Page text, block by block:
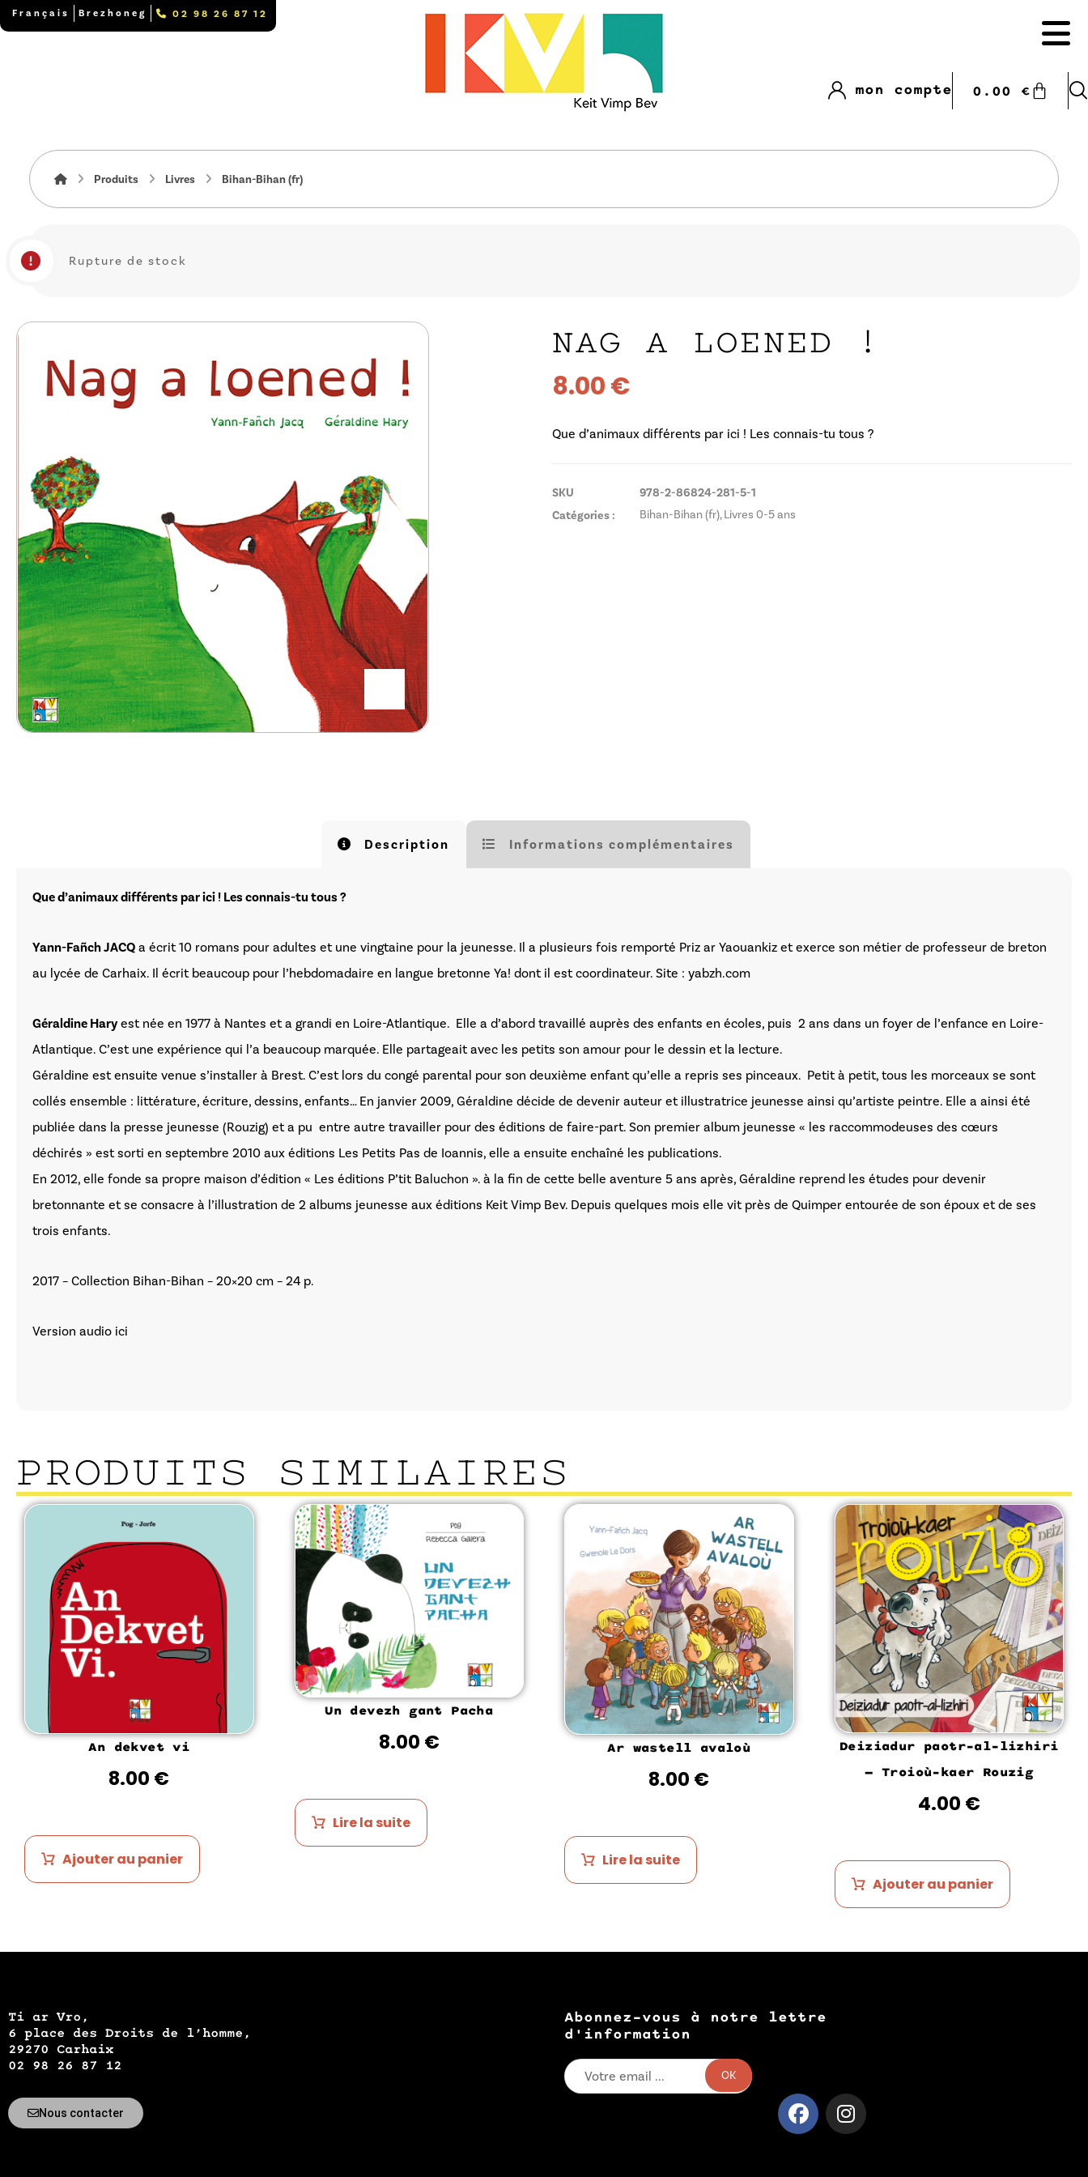
Français Brezhoneg 02 98 26 87 12
0.00 €
mon compte
Produits Livres Bihan-Bihan (fr)
Rupture de stock
NAG A LOENED !
8.00€
Que d’animaux différents par ici ! Les connais-tu tous ?
SKU
978-2-86824-281-5-1
Catégories :
Bihan-Bihan (fr),Livres 0-5 ans
Description Informations complémentaires
Que d’animaux différents par ici ! Les connais-tu tous ?
Yann-Fañch JACQ a écrit 10 romans pour adultes et une vingtaine pour la jeunesse. Il a plusieurs fois remporté Priz ar Yaouankiz et exerce son métier de professeur de breton
au lycée de Carhaix. Il écrit beaucoup pour l’hebdomadaire en langue bretonne Ya! dont il est coordinateur. Site : yabzh.com
Géraldine Haryest née en 1977 à Nantes et a grandi en Loire-Atlantique. Elle a d’abord travaillé auprès des enfants en écoles, puis 2 ans dans un foyer de l’enfance en Loire-
Atlantique. C’est une expérience qui l’a beaucoup marquée. Elle partageait avec les petits son amour pour le dessin et la lecture.
Géraldine est ensuite venue s’installer à Brest. C’est lors du congé parental pour son deuxième enfant qu’elle a repris ses pinceaux. Petit à petit, tous les morceaux se sont
collés ensemble : littérature, écriture, dessins, enfants… En janvier 2009, Géraldine décide de devenir auteur et illustratrice jeunesse ainsi qu’artiste peintre. Elle a ainsi été
publiée dans la presse jeunesse (Rouzig) et a pu entre autre travailler pour des éditions de faire-part. Son premier album jeunesse « les raccommodeuses des cœurs
déchirés » est sorti en septembre 2010 aux éditions Les Petits Pas de Ioannis, elle a ensuite enchaîné les publications.
En 2012, elle fonde sa propre maison d’édition « Les éditions P’tit Baluchon ». à la fin de cette belle aventure 5 ans après, Géraldine reprend les études pour devenir
bretonnante et se consacre à l’illustration de 2 albums jeunesse aux éditions Keit Vimp Bev. Depuis quelques mois elle vit près de Quimper entourée de son époux et de ses
trois enfants.
2017 – Collection Bihan-Bihan – 20×20 cm – 24 p.
Version audio ici
PRODUITS SIMILAIRES
An dekvet vi
8.00 €
Ajouter au panier
Un devezh gant Pacha
8.00 €
Lire la suite
Ar wastell avaloù
8.00 €
Lire la suite
Deiziadur paotr-al-lizhiri
– Troioù-kaer Rouzig
4.00 €
Ajouter au panier
Ti ar Vro,
6 place des Droits de l’homme,
29270 Carhaix
02 98 26 87 12
Nous contacter
Abonnez-vous à notre lettre
d'information
OK